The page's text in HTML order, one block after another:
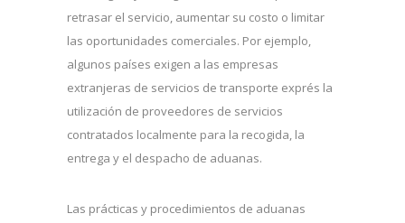
retrasar el servicio, aumentar su costo o limitar
las oportunidades comerciales. Por ejemplo,
algunos países exigen a las empresas
extranjeras de servicios de transporte exprés la
utilización de proveedores de servicios
contratados localmente para la recogida, la
entrega y el despacho de aduanas.
Las prácticas y procedimientos de aduanas